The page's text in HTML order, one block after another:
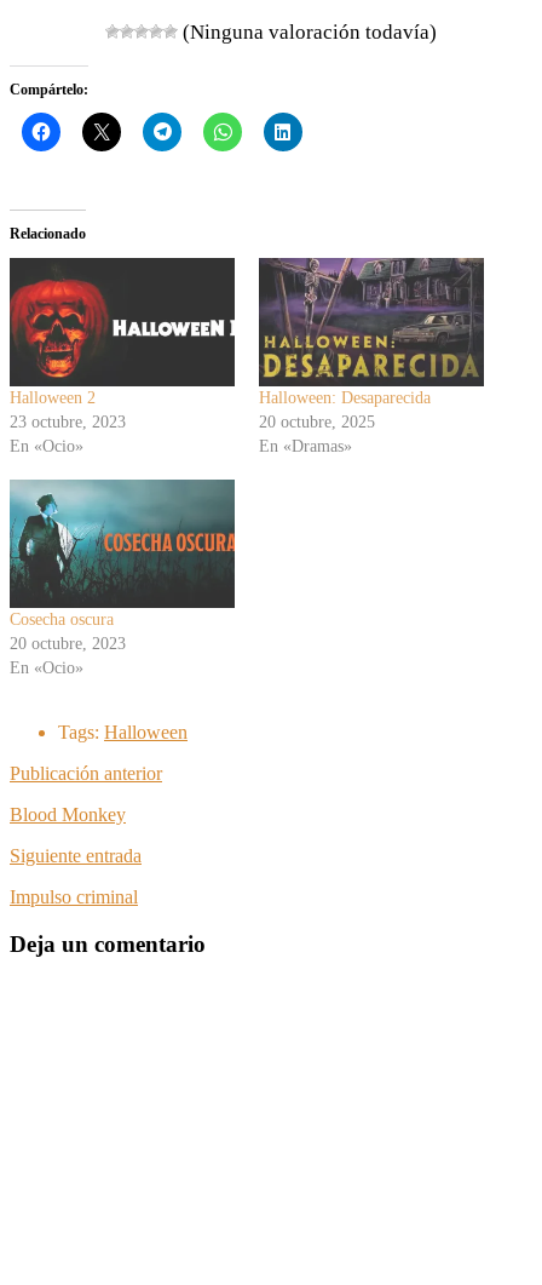
(Ninguna valoración todavía)
Compártelo:
Relacionado
Halloween 2
23 octubre, 2023
En «Ocio»
Halloween: Desaparecida
20 octubre, 2025
En «Dramas»
Cosecha oscura
20 octubre, 2023
En «Ocio»
Tags: Halloween
Publicación anterior
Blood Monkey
Siguiente entrada
Impulso criminal
Deja un comentario